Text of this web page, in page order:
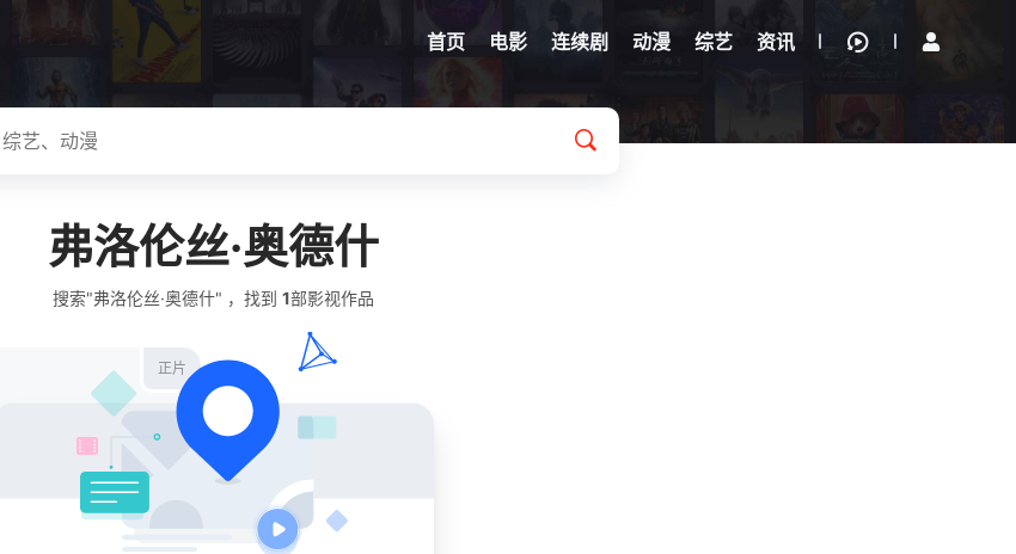
首页 电影 连续剧 动漫 综艺 资讯
弗洛伦丝·奥德什
搜索"弗洛伦丝·奥德什" ，找到 1部影视作品
正片
奥斯丁·阿梅里奥 / 弗洛伦丝·奥德什 / 彼得·库南